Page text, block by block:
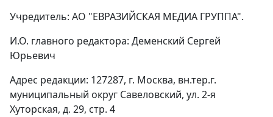
Учредитель: АО "ЕВРАЗИЙСКАЯ МЕДИА ГРУППА".
И.О. главного редактора: Деменский Сергей
Юрьевич
Адрес редакции: 127287, г. Москва, вн.тер.г.
муниципальный округ Савеловский, ул. 2-я
Хуторская, д. 29, стр. 4